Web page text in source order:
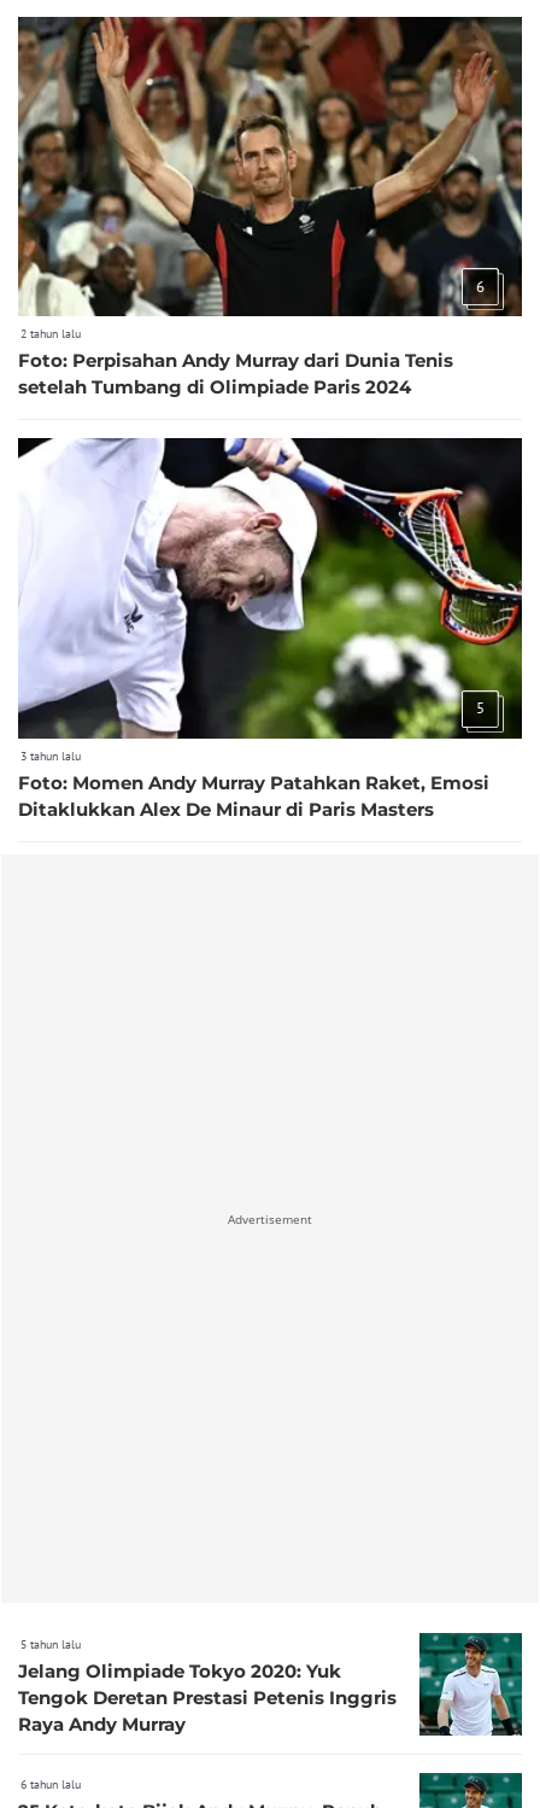
6
2 tahun lalu
Foto: Perpisahan Andy Murray dari Dunia Tenis
setelah Tumbang di Olimpiade Paris 2024
5
3 tahun lalu
Foto: Momen Andy Murray Patahkan Raket, Emosi
Ditaklukkan Alex De Minaur di Paris Masters
Advertisement
5 tahun lalu
Jelang Olimpiade Tokyo 2020: Yuk
Tengok Deretan Prestasi Petenis Inggris
Raya Andy Murray
6 tahun lalu